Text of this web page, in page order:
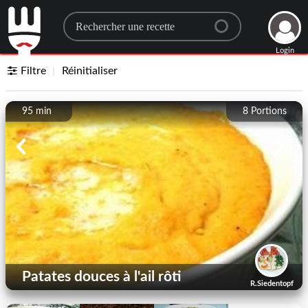
Search for a recipe
Login
Filtre Réinitialiser
8 Portions
95 min
R.Siedentopf
Patates douces à l'ail rôti